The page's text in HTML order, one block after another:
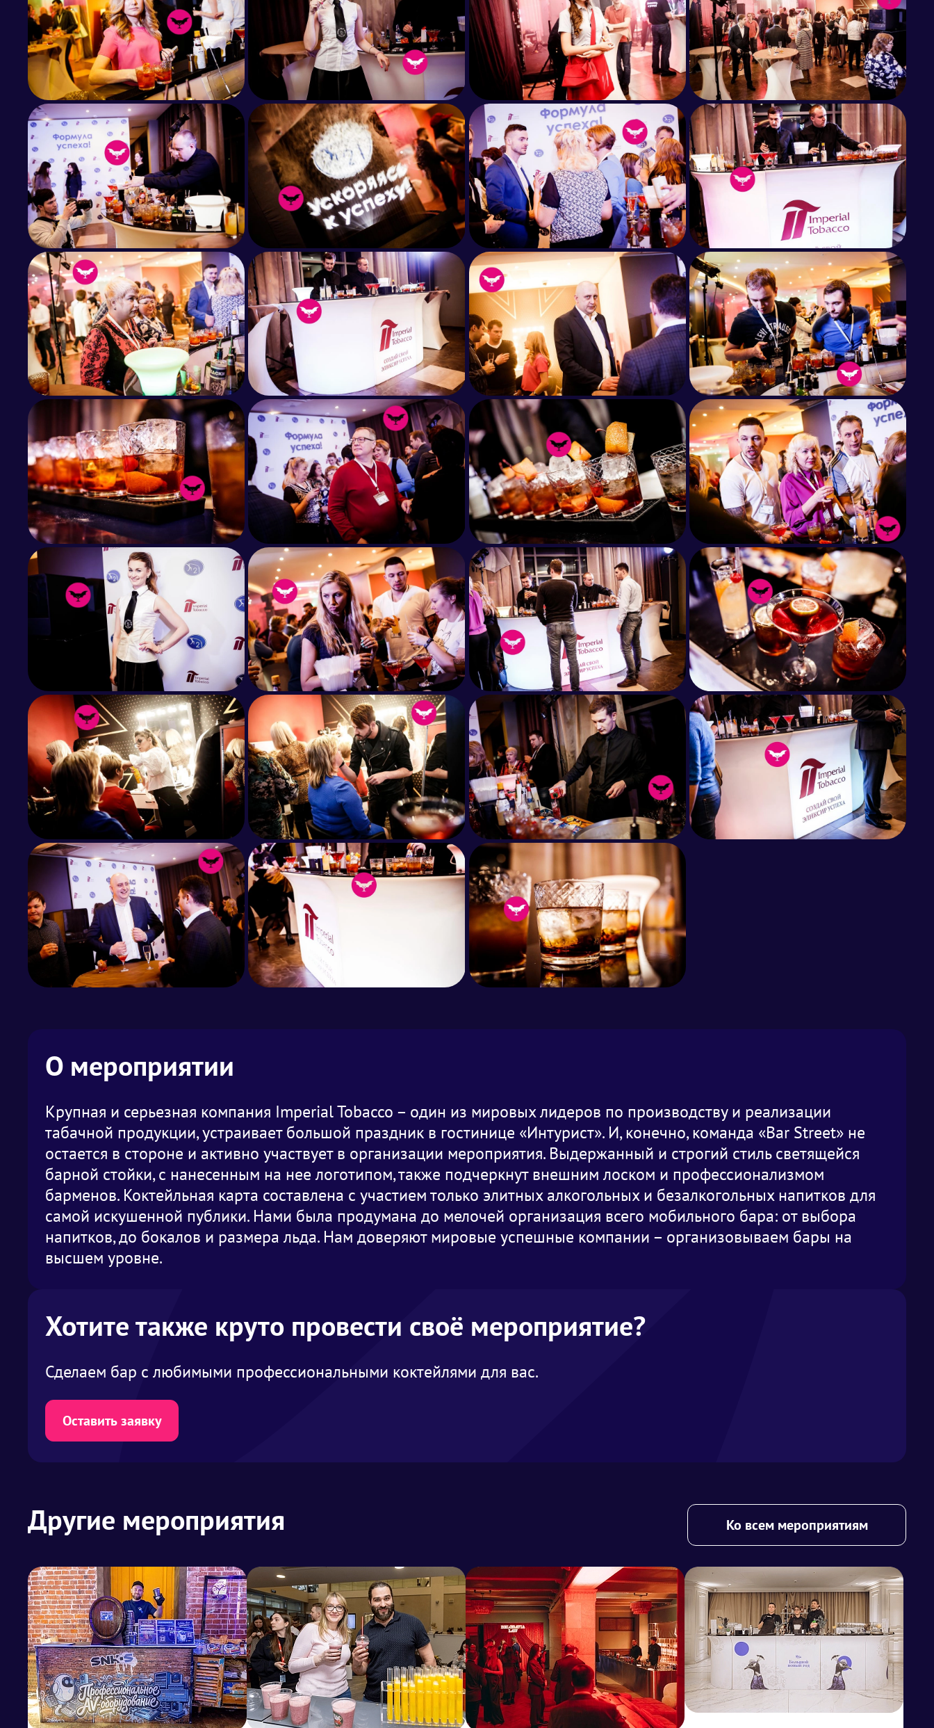
О мероприятии
Крупная и серьезная компания Imperial Tobacco – один из мировых лидеров по производству и реализации
табачной продукции, устраивает большой праздник в гостинице «Интурист». И, конечно, команда «Bar Street» не
остается в стороне и активно участвует в организации мероприятия. Выдержанный и строгий стиль светящейся
барной стойки, с нанесенным на нее логотипом, также подчеркнут внешним лоском и профессионализмом
барменов. Коктейльная карта составлена с участием только элитных алкогольных и безалкогольных напитков для
самой искушенной публики. Нами была продумана до мелочей организация всего мобильного бара: от выбора
напитков, до бокалов и размера льда. Нам доверяют мировые успешные компании – организовываем бары на
высшем уровне.
Хотите также круто провести своё мероприятие?
Сделаем бар с любимыми профессиональными коктейлями для вас.
Оставить заявку
Другие мероприятия Ко всем мероприятиям